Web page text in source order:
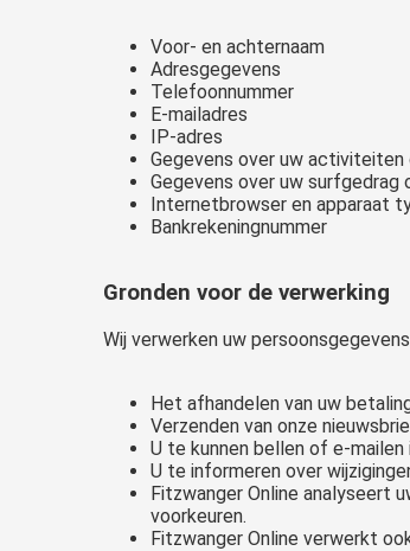
Voor- en achternaam
Adresgegevens
Telefoonnummer
E-mailadres
IP-adres
Gegevens over uw
Gegevens over uw
Internetbrowser en apparaat
Bankrekeningnummer
Gronden voor de verwerking
Wij verwerken uw
Het afhandelen van uw
Verzenden van onze
U te kunnen bellen of e-
U te informeren over
Fitzwanger Online analyseert
voorkeuren.
Fitzwanger Online verwerkt